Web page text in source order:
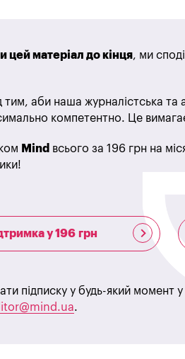
цей матеріал до кінця, ми
аби наша журналістська та
компетентно. Це
Mind всього за 196 грн на
у 196 грн
підписку у будь-який момент
.